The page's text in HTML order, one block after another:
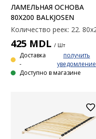
ЛАМЕЛЬНАЯ ОСНОВА
80X200 BALKJOSEN
425 MDL / Шт
Доставка
-
получить
уведомление
Доступно в магазине